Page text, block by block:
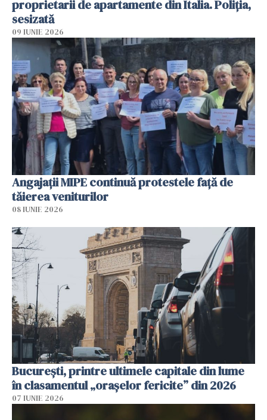
proprietarii de apartamente din Italia. Poliția,
sesizată
09 IUNIE 2026
Angajaţii MIPE continuă protestele faţă de
tăierea veniturilor
08 IUNIE 2026
București, printre ultimele capitale din lume
în clasamentul „orașelor fericite” din 2026
07 IUNIE 2026